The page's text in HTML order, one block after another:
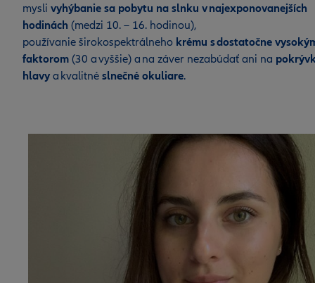
mysli vyhýbanie sa pobytu na slnku v najexponovanejších
hodinách (medzi 10. – 16. hodinou),
používanie širokospektrálneho krému s dostatočne
faktorom (30 a vyššie) a na záver nezabúdať ani na
hlavy a kvalitné slnečné okuliare.